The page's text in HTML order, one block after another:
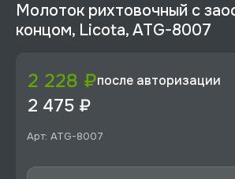
Молоток рихтовочный с
концом, Licota, ATG-8007
2 228 ₽после авторизации
2 475 ₽
Арт: ATG-8007